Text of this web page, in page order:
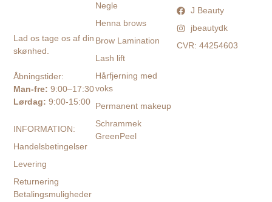
Lad os tage os af din
skønhed.
Åbningstider:
Man-fre:9:00–17:30
Lørdag: 9:00-15:00
INFORMATION:
Handelsbetingelser
Levering
Returnering
Betalingsmuligheder
Negle
Henna brows
Brow Lamination
Lash lift
Hårfjerning med
voks
Permanent makeup
Schrammek
GreenPeel
J Beauty
jbeautydk
CVR: 44254603